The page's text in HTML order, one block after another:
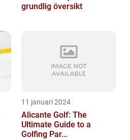
grundlig översikt
11 januari 2024
Alicante Golf: The
Ultimate Guide to a
Golfing Par...